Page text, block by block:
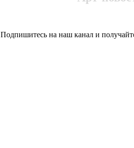
Подпишитесь на наш канал и